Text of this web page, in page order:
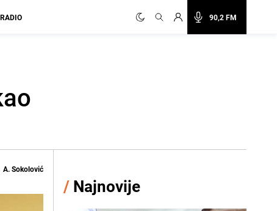
90,2 FM
RADIO
A. Sokolović
/ Najnovije